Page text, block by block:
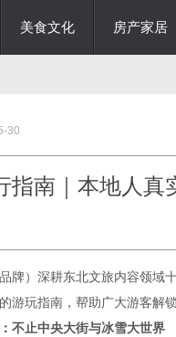
美食文化 房产家居
30
指南｜本地人
）深耕东北文旅内容领域
游玩指南，帮助广大游客解
止中央大街与冰雪大世界